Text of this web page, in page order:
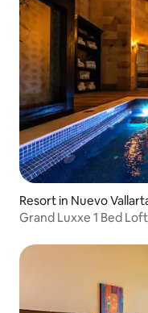
Resort in Nuevo
Grand Luxxe 1 Bed